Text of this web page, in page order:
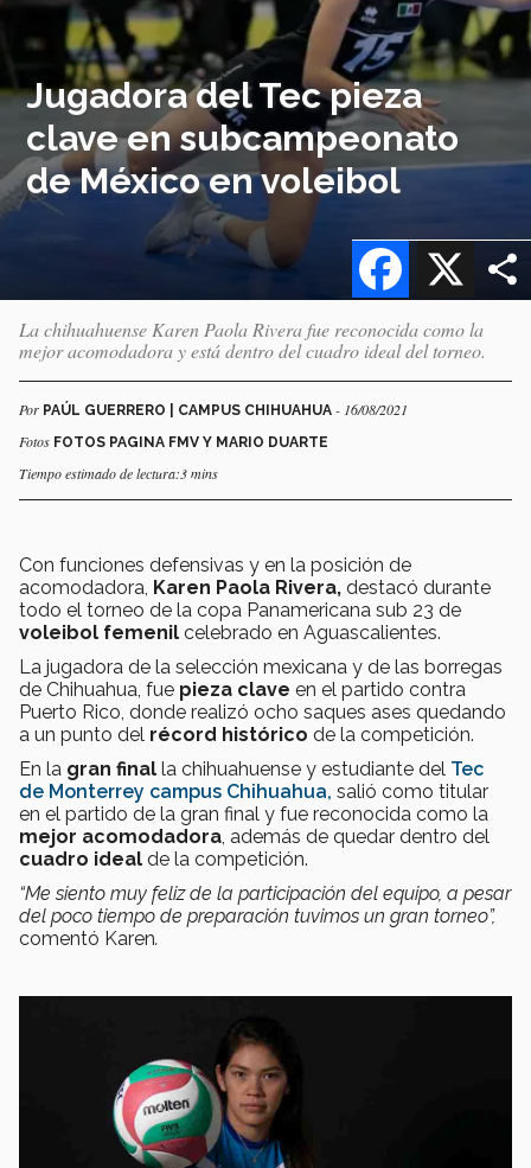
Jugadora del Tec pieza
clave en subcampeonato
de México en voleibol
X
Facebook
La chihuahuense Karen Paola Rivera fue reconocida como la
mejor acomodadora y está dentro del cuadro ideal del torneo.
Por PAÚL GUERRERO | CAMPUS CHIHUAHUA - 16/08/2021
Fotos FOTOS PAGINA FMV Y MARIO DUARTE
Tiempo estimado de lectura:3 mins
Con funciones defensivas y en la posición de
acomodadora, Karen Paola Rivera, destacó durante
todo el torneo de la copa Panamericana sub 23 de
voleibol femenil celebrado en Aguascalientes.
La jugadora de la selección mexicana y de las borregas
de Chihuahua, fue pieza clave en el partido contra
Puerto Rico, donde realizó ocho saques ases quedando
a un punto del récord histórico de la competición.
En la gran final la chihuahuense y estudiante del Tec
de Monterrey campus Chihuahua, salió como titular
en el partido de la gran final y fue reconocida como la
mejor acomodadora , además de quedar dentro del
cuadro ideal de la competición.
“Me siento muy feliz de la participación del equipo, a pesar
del poco tiempo de preparación tuvimos un gran torneo”,
comentó Karen.